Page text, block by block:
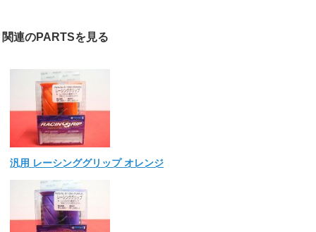
関連のPARTSを見る
汎用 レーシンググリップ オレンジ